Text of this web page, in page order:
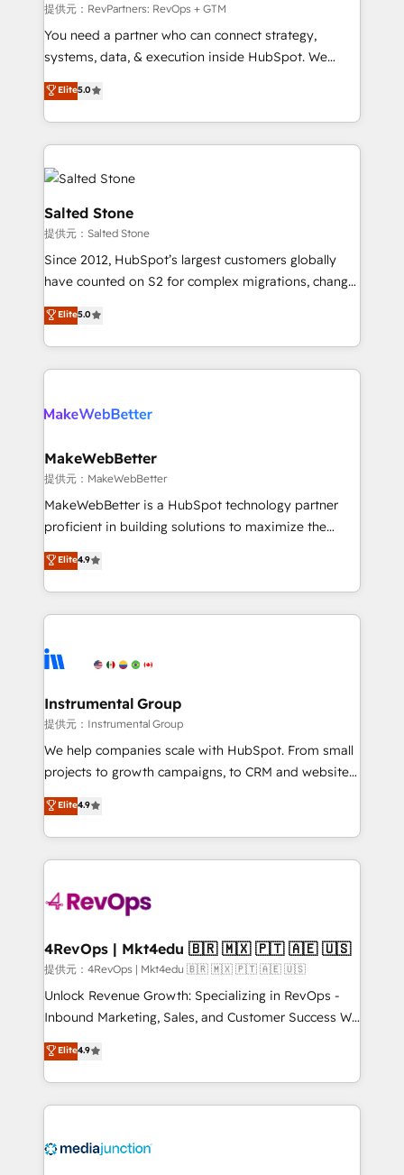
future.” Others agree it is proof of trust built through
measurable impact.
提供元：RevPartners: RevOps + GTM
You need a partner who can connect strategy,
systems, data, & execution inside HubSpot. We
bridge the gap where most agencies fall short by
combining GTM strategy with technical execution to
solve the right problem with the right solution. As the
only firm in the world to hold Elite Partner
Accreditations with both HubSpot and Clay, our
clients gain a unique advantage in CRM architecture,
pipeline generation, data intelligence, and go-to-
market execution. Why B2B Businesses Choose RP: -
Secure: Soc2 compliant 🛡️ - Pricing: Implementations
starting at $1,5k 💵 - Speed: Launch in 14 days ⚡ -
Scale: Fastest tiering Elite HubSpot Partner 🪴 -
technical agency for a growth problem. Hire a
Elite5.0
Salted Stone
提供元：Salted Stone
Since 2012, HubSpot’s largest customers globally
have counted on S2 for complex migrations, change
management, systems integration, and creative
solutions that deliver measurable impact and
transform brand experiences As one of the few full-
service creative agencies in the HubSpot
winning design to build scalable, globally
marketing campaigns, & RevOps frameworks that
fuel long-term success We connect the entire
customer lifecycle through seamless integrations,
ensure long-term adoption with change-
and service to drive sustainable growth With 6 key
HubSpot accreditations and experience across
teams has worked with clients just like you Let’s
explore whether S2 is the partner you’ve been
Elite5.0
MakeWebBetter
提供元：MakeWebBetter
MakeWebBetter is a HubSpot technology partner
proficient in building solutions to maximize the
operational efficiency of HubSpot. The fastest-
growing tech-enabler & facilitator, MakeWebBetter,
hands you the blend of HubSpot expertise &
eminent solutions & integrations. Trust us to
Elite Partners with 10+ years of HubSpot experience
Premier Partner 2023 🌟5 HubSpot Accreditations 🌟
Won HubSpot Theme Challenge 2021 🌟INBOUND’19
HubSpot Rising Star Why us? Harnessing the full
potential of the powerful HubSpot CRM. ✔️A team of
HubSpot experience ✔️Flexible pricing models —
Hourly-fee (assigned one Dedicated HubSpot
requirement). ✔️Helped over 25,000+ customers so
far with our HubSpot solutions. ✔️Bespoke apps &
on-demand bundle services. Connect with us today!
Elite4.9
Instrumental Group
提供元：Instrumental Group
We help companies scale with HubSpot. From small
projects to growth campaigns, to CRM and websites.
Hire an agency that's experienced in every inch of
HubSpot and willing to work hand-in-hand with your
team to simplify the complex and build a better
experience for your team and customers.
Elite4.9
4RevOps | Mkt4edu 🇧🇷 🇲🇽 🇵🇹 🇦🇪 🇺🇸
提供元：4RevOps | Mkt4edu 🇧🇷 🇲🇽 🇵🇹 🇦🇪 🇺🇸
Unlock Revenue Growth: Specializing in RevOps -
Inbound Marketing, Sales, and Customer Success We
specialize in driving revenue growth for companies
across industries through tailored marketing, sales,
and customer success strategies, utilizing RevOps
methodologies. As Latin America's largest HubSpot
offer unparalleled insights. Operating in five
Elite4.9